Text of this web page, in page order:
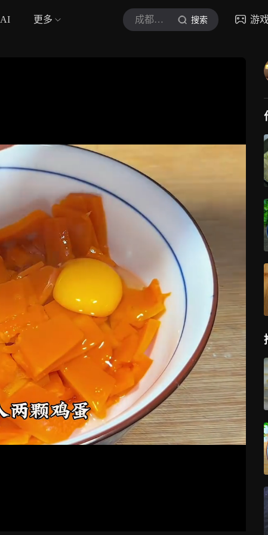
AI 更多 成都美食爱好者 搜索 游